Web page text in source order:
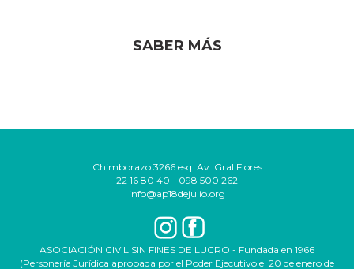
SABER MÁS
Chimborazo 3266 esq. Av. Gral Flores
22 16 80 40 - 098 500 262
info@ap18dejulio.org
ASOCIACIÓN CIVIL SIN FINES DE LUCRO - Fundada en 1966
(Personería Jurídica aprobada por el Poder Ejecutivo el 20 de enero de